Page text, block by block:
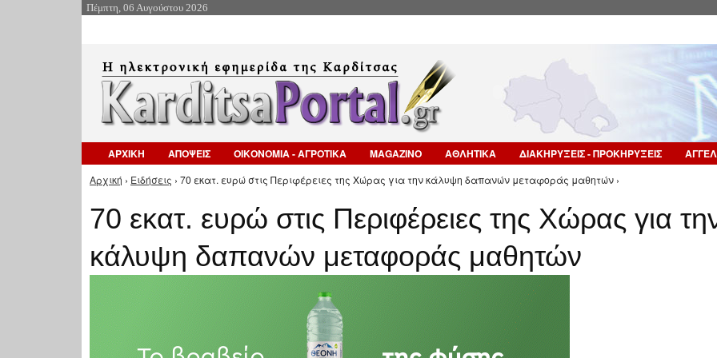
Πέμπτη, 06 Αυγούστου 2026
ΑΡΧΙΚΗ ΑΠΟΨΕΙΣ ΟΙΚΟΝΟΜΙΑ - ΑΓΡΟΤΙΚΑ MAGAZINO ΑΘΛΗΤΙΚΑ ΔΙΑΚΗΡΥΞΕΙΣ - ΠΡΟΚΗΡΥΞΕΙΣ
Είστε εδώ
Αρχική › Ειδήσεις › 70 εκατ. ευρώ στις Περιφέρειες της Χώρας για την κάλυψη δαπανών μεταφοράς μαθητών ›
70 εκατ. ευρώ στις Περιφέρειες της Χώρας για
κάλυψη δαπανών μεταφοράς μαθητών